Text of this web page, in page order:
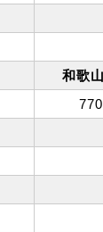
和歌
770